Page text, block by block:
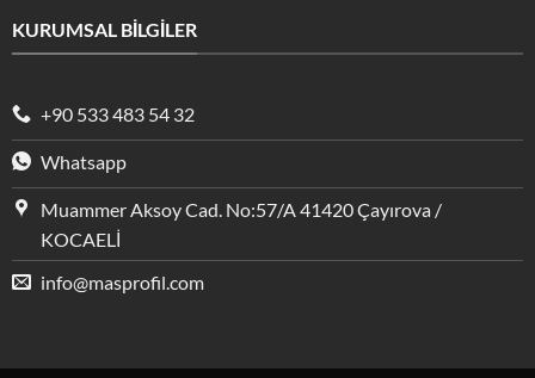
KURUMSAL BİLGİLER
+90 533 483 54 32
Whatsapp
Muammer Aksoy Cad. No:57/A 41420 Çayırova /
KOCAELİ
info@masprofil.com